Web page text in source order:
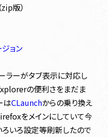
（zip版）
ョン
ラーがタブ表示に対応し
の便利さをまだま
はCLaunchからの乗り換え
をメインにしていて今
いろ設定等刷新したので